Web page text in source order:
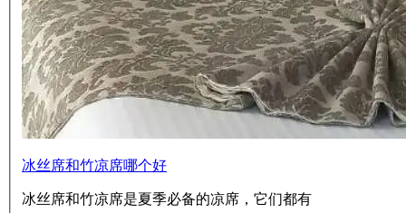
冰丝席和竹凉席哪个好
冰丝席和竹凉席是夏季必备的凉席，它们都有